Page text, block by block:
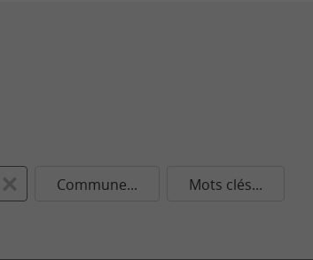
Commune... Mots clés...